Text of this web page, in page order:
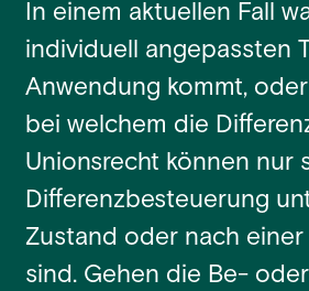
In einem aktuellen Fall
individuell angepassten
Anwendung kommt, oder
bei welchem die
Unionsrecht können nur
Differenzbesteuerung
Zustand oder nach
sind. Gehen die Be-